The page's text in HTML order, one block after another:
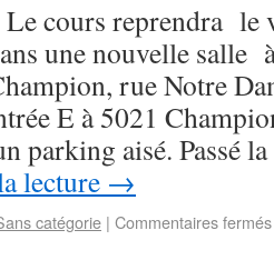
cours reprendra le
une nouvelle salle
rue Notre
E à 5021
parking aisé. Passé
lecture →
catégorie | Commentaires fermés